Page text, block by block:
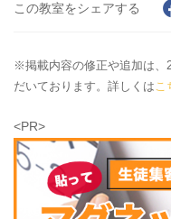
この教室をシェアする
※掲載内容の修正や追加は、
だいております。詳しくはこ
<PR>